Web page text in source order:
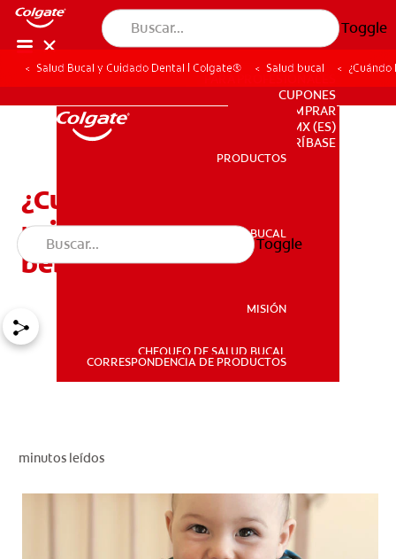
Toggle
PRODUCTOS
SALUD BUCAL
PARA PROFESIONALES
PARA PROFESIONALES
CUPONES
DONDE COMPRAR
MX (ES)
SUSCRÍBASE
PRODUCTOS
SALUD BUCAL
MISIÓN
CHEQUEO DE SALUD BUCAL
CORRESPONDENCIA DE PRODUCTOS
Toggle
Salud Bucal y Cuidado Dental | Colgate® Salud bucal
¿Cuándo les salen los
primeros dientes a los
bebés?
minutos leídos